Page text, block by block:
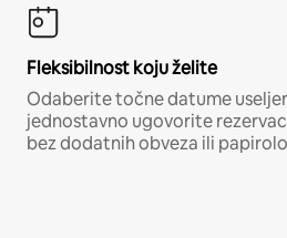
Fleksibilnost koju želite
Odaberite točne datume
jednostavno ugovorite
bez dodatnih obveza ili